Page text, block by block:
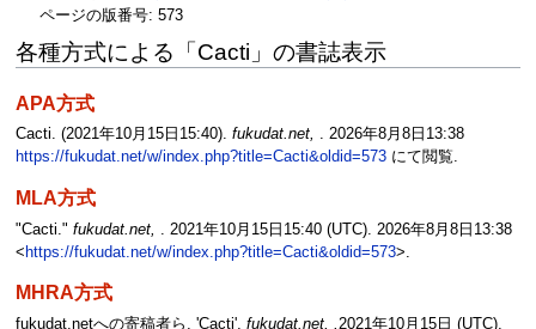
ページの版番号: 573
各種方式による「Cacti」の書誌表示
APA方式
Cacti. (2021年10月15日15:40). fukudat.net, . 2026年8月8日13:38
https://fukudat.net/w/index.php?title=Cacti&oldid=573にて閲覧.
MLA方式
"Cacti." fukudat.net,
. 2021年10月15日15:40 (UTC). 2026年8月8日13:38
< https://fukudat.net/w/index.php?title=Cacti&oldid=573>.
MHRA方式
fukudat.netへの寄稿者ら, 'Cacti', fukudat.net, ,2021年10月15日 (UTC),